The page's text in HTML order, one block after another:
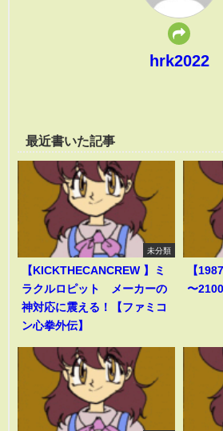
hrk2022
最近書いた記事
未分類
【KICKTHECANCREW 】ミ
ラクルロピット メーカーの
神対応に震える！【ファミコ
ン心拳外伝】
【
〜